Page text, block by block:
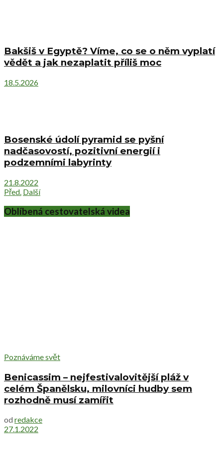
Bakšiš v Egyptě? Víme, co se o něm vyplatí
vědět a jak nezaplatit příliš moc
18.5.2026
Bosenské údolí pyramid se pyšní
nadčasovostí, pozitivní energií i
podzemními labyrinty
21.8.2022
Před. Další
Oblíbená cestovatelská videa
Poznáváme svět
Benicassim – nejfestivalovitější pláž v
celém Španělsku, milovníci hudby sem
rozhodně musí zamířit
od redakce
27.1.2022